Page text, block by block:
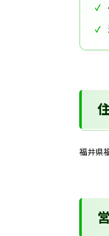
福井県